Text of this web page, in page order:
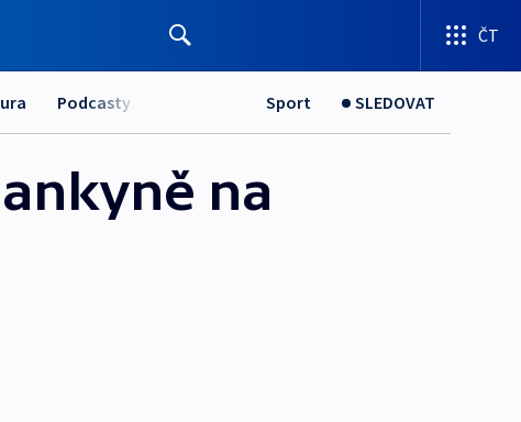
ČT
Podcasty Sport SLEDOVAT
na